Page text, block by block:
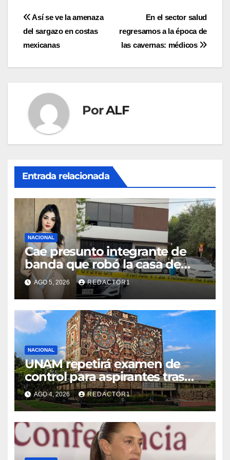
Navegación
de
entradas
En el sector salud
regresamos a la época de
las cavernas: médicos
Así se ve la amenaza
del sargazo en costas
mexicanas
PorALF
Entrada relacionada
NACIONAL
Cae presunto integrante de
banda que robó la casa de
Karely Ruiz
AGO 5, 2026 REDACTOR1
NACIONAL
UNAM repetirá examen de
control para aspirantes tras
fallas en pruebas en línea
AGO 4, 2026 REDACTOR1